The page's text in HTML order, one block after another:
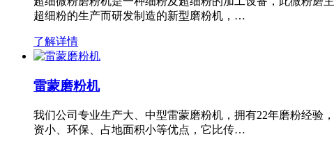
超细粉的生产而研发制造的新型磨粉机，…
了解详情
雷蒙磨粉机
我们公司专业生产大、中型雷蒙磨粉机，拥有22年磨粉经验
资小、环保、占地面积小等优点，它比传…